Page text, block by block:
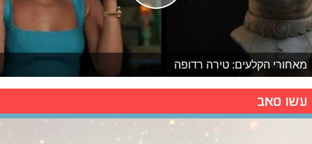
מאחורי הקלעים: טירה רדופה
עשו סאב